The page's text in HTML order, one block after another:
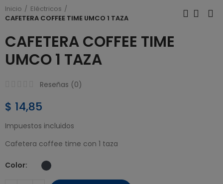
Inicio
Eléctricos
CAFETERA COFFEE TIME UMCO 1 TAZA
CAFETERA COFFEE TIME
UMCO 1 TAZA
Reseñas (0)
$ 14,85
Impuestos incluidos
Cafetera coffee time con 1 taza
Color